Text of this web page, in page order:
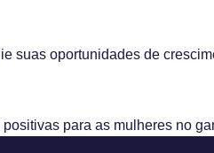
suas oportunidades de
para as mulheres no